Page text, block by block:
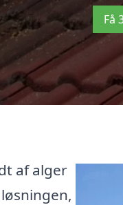
Få
af alger